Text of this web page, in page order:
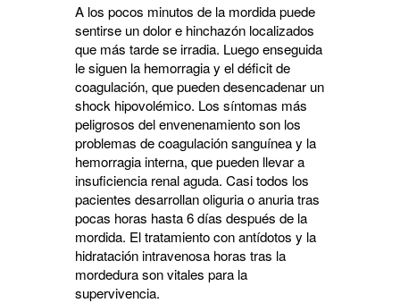
A los pocos minutos de la mordida puede
sentirse un dolor e hinchazón localizados
que más tarde se irradia. Luego enseguida
le siguen la hemorragia y el déficit de
coagulación, que pueden desencadenar un
shock hipovolémico. Los síntomas más
peligrosos del envenenamiento son los
problemas de coagulación sanguínea y la
hemorragia interna, que pueden llevar a
insuficiencia renal aguda. Casi todos los
pacientes desarrollan oliguria o anuria tras
pocas horas hasta 6 días después de la
mordida. El tratamiento con antídotos y la
hidratación intravenosa horas tras la
mordedura son vitales para la
supervivencia.